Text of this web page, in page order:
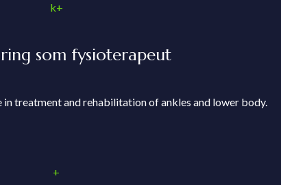
k+
som fysioterapeut
treatment and rehabilitation of ankles and lower body.
+